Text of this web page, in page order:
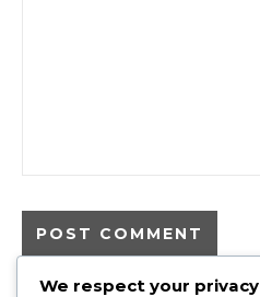
We respect your privacy